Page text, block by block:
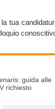
tua
guida alle
richiesto